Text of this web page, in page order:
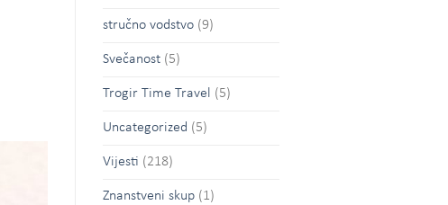
stručno vodstvo(9)
Svečanost(5)
Trogir Time Travel (5)
Uncategorized (5)
Vijesti (218)
Znanstveni skup(1)